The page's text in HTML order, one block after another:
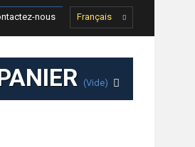
Français
nous
(vide)